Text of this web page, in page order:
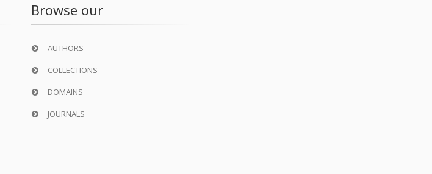
Browse our
AUTHORS
COLLECTIONS
DOMAINS
JOURNALS